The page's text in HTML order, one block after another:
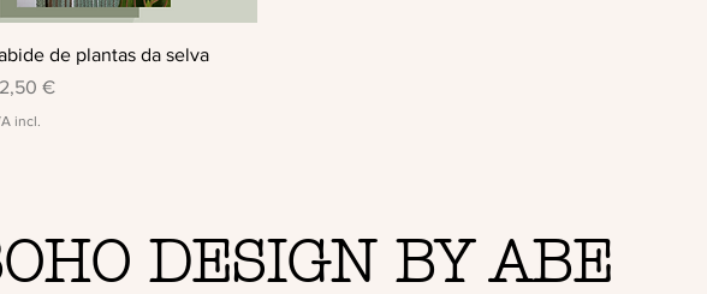
Visualização rápida
de plantas da selva
€
incl.
DESIGN BY ABE